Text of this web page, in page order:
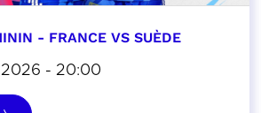
- FRANCE VS SUÈDE
- 20:00